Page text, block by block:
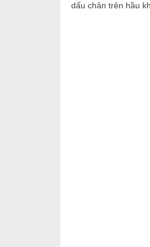
dấu chân trên hầu